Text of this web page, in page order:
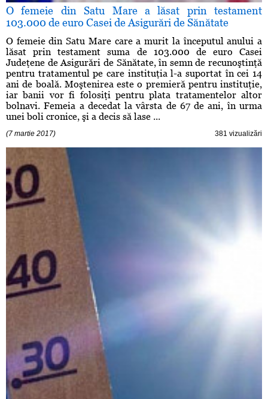
O femeie din Satu Mare a lăsat prin testament
103.000 de euro Casei de Asigurări de Sănătate
O femeie din Satu Mare care a murit la începutul anului a
lăsat prin testament suma de 103.000 de euro Casei
Judeţene de Asigurări de Sănătate, în semn de recunoştinţă
pentru tratamentul pe care instituţia l-a suportat în cei 14
ani de boală. Moştenirea este o premieră pentru instituţie,
iar banii vor fi folosiţi pentru plata tratamentelor altor
bolnavi. Femeia a decedat la vârsta de 67 de ani, în urma
unei boli cronice, şi a decis să lase ...
(7 martie 2017) 381 vizualizări